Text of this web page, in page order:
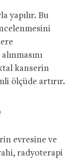
yapılır. Bu
kanserin
ölçüde artırır.
evresine ve
radyoterapi